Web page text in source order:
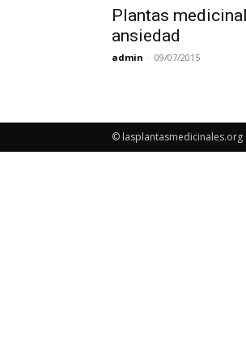
Plantas
ansiedad
admin - 09/07/2015
© lasplantasmedicinales.org